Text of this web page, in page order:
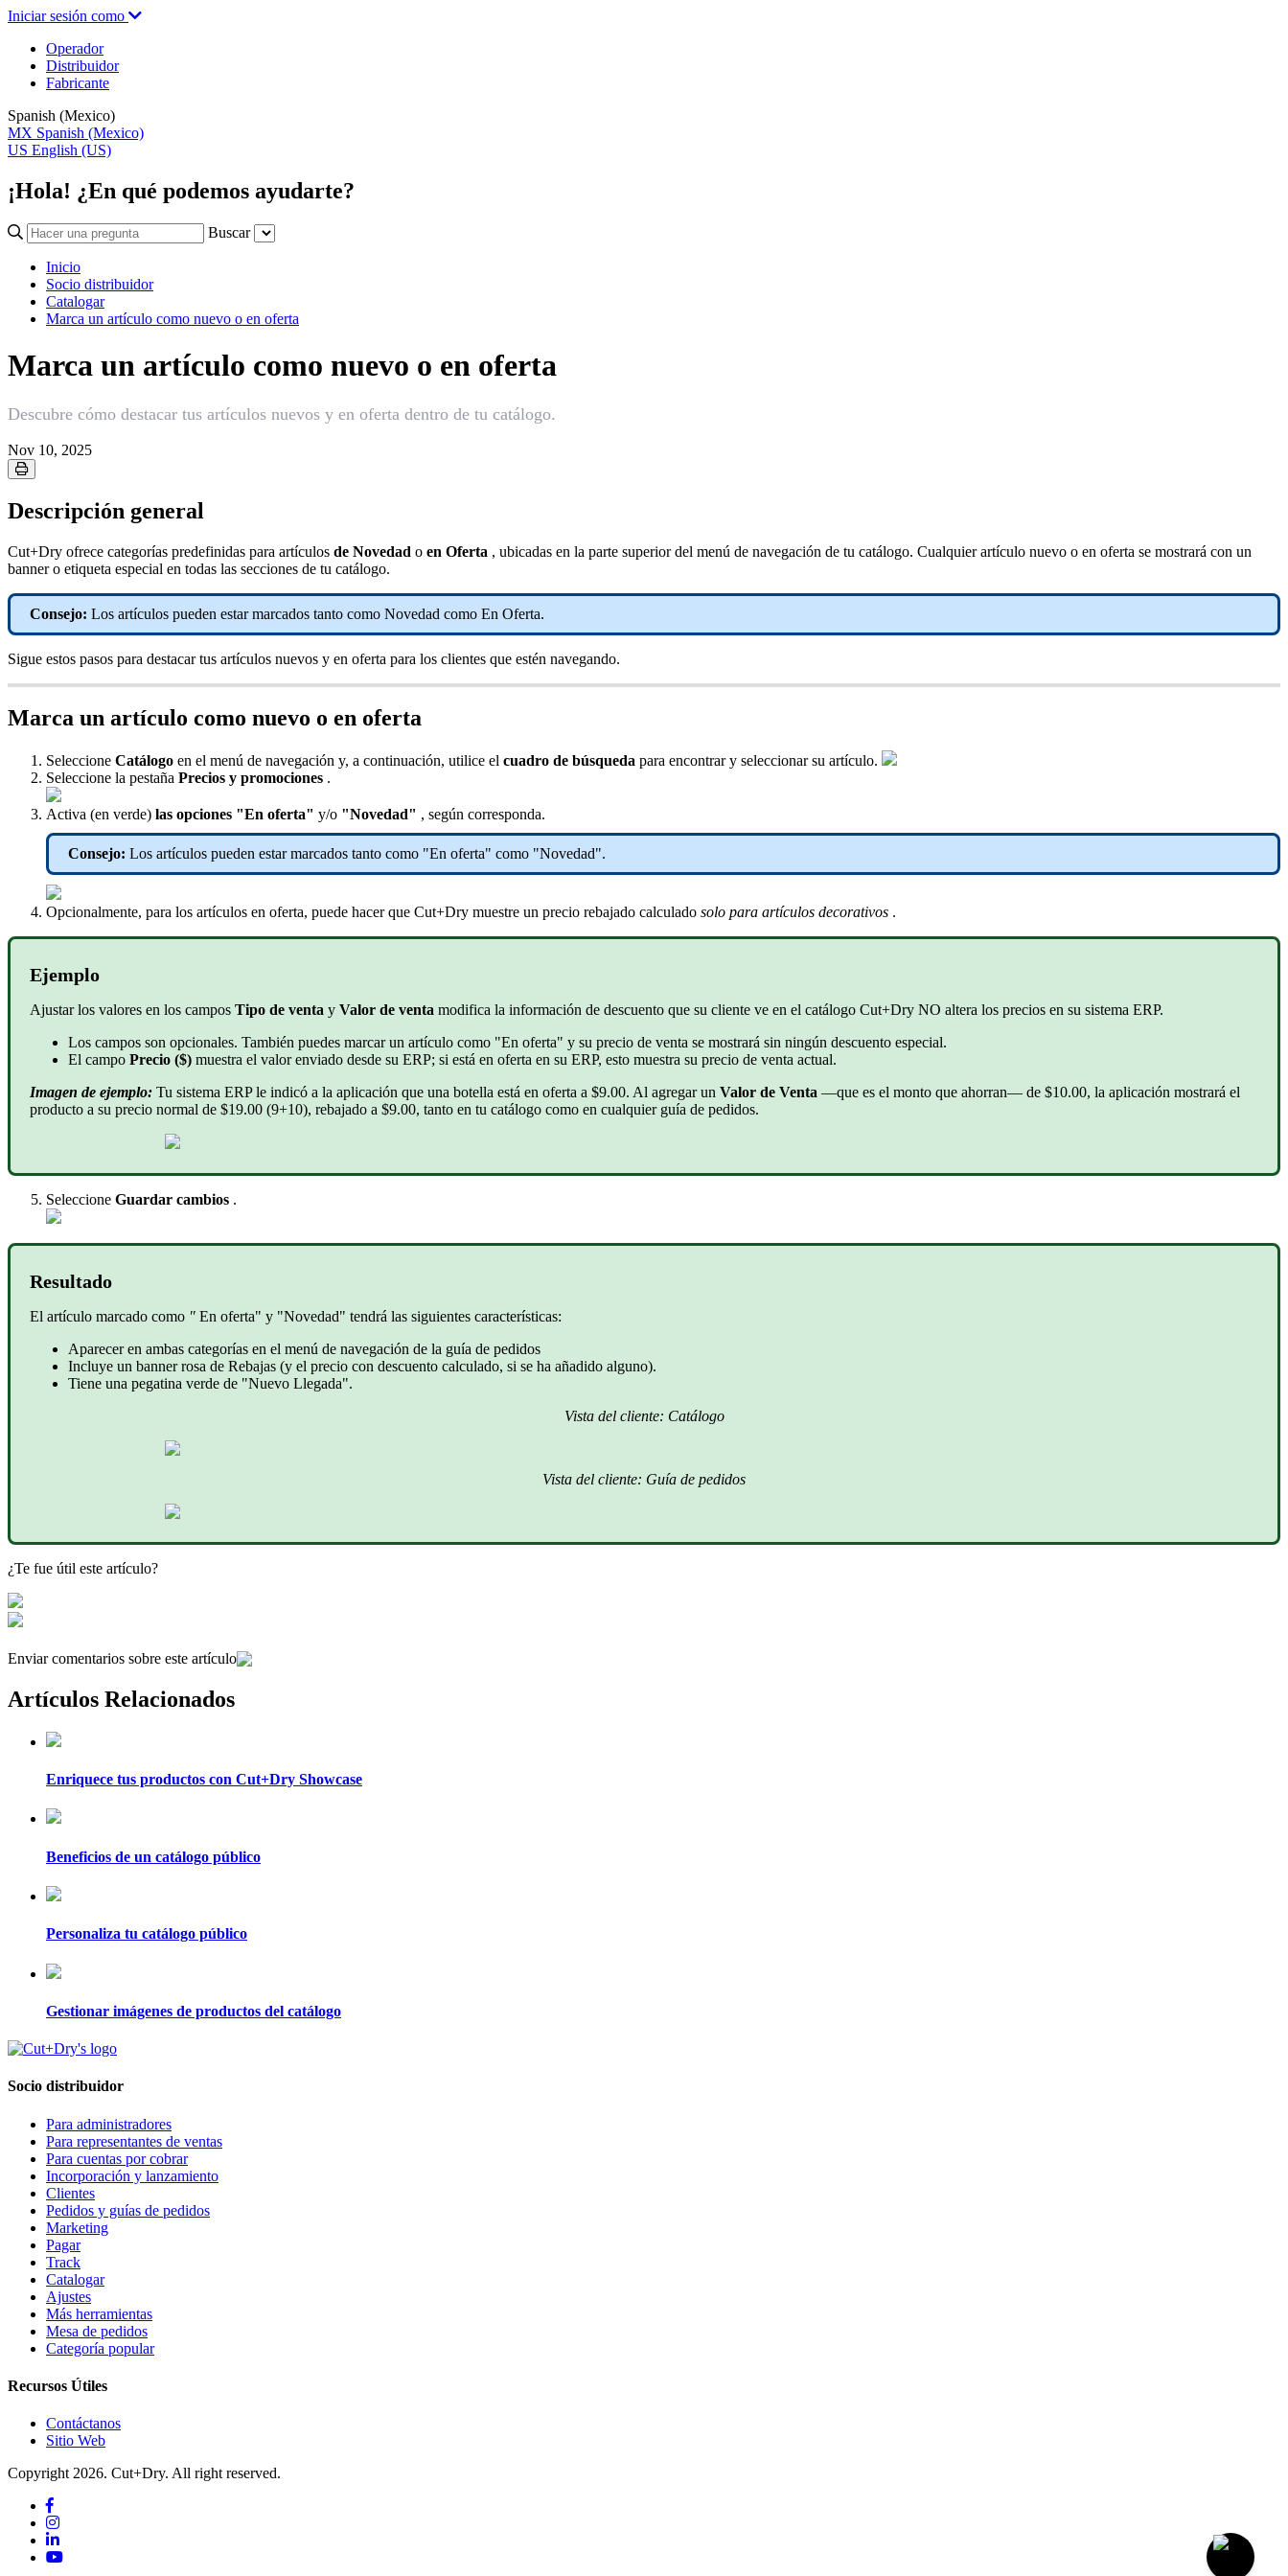
Iniciar sesión como
Operador
Distribuidor
Fabricante
Spanish (Mexico)
MX Spanish (Mexico)
US English (US)
¡Hola! ¿En qué podemos ayudarte?
Buscar
Inicio
Socio distribuidor
Catalogar
Marca un artículo como nuevo o en oferta
Marca un artículo como nuevo o en oferta
Descubre cómo destacar tus artículos nuevos y en oferta dentro de tu catálogo.
Nov 10, 2025
Descripción general
Cut+Dry ofrece categorías predefinidas para artículos de Novedad o en Oferta , ubicadas en la parte superior del menú de navegación de tu catálogo. Cualquier artículo nuevo o en oferta se mostrará con un
banner o etiqueta especial en todas las secciones de tu catálogo.
Consejo: Los artículos pueden estar marcados tanto como Novedad como En Oferta.
Sigue estos pasos para destacar tus artículos nuevos y en oferta para los clientes que estén navegando.
Marca un artículo como nuevo o en oferta
Seleccione Catálogo en el menú de navegación y, a continuación, utilice el cuadro de búsqueda para encontrar y seleccionar su artículo.
Seleccione la pestaña Precios y promociones .
Activa (en verde) las opciones "En oferta" y/o "Novedad" , según corresponda.
Consejo: Los artículos pueden estar marcados tanto como "En oferta" como "Novedad".
Opcionalmente, para los artículos en oferta, puede hacer que Cut+Dry muestre un precio rebajado calculado solo para artículos decorativos .
Ejemplo
Ajustar los valores en los campos Tipo de venta y Valor de venta modifica la información de descuento que su cliente ve en el catálogo Cut+Dry NO altera los precios en su sistema ERP.
Los campos son opcionales. También puedes marcar un artículo como "En oferta" y su precio de venta se mostrará sin ningún descuento especial.
El campo Precio ($) muestra el valor enviado desde su ERP; si está en oferta en su ERP, esto muestra su precio de venta actual.
Imagen de ejemplo: Tu sistema ERP le indicó a la aplicación que una botella está en oferta a $9.00. Al agregar un Valor de Venta —que es el monto que ahorran— de $10.00, la aplicación mostrará el
producto a su precio normal de $19.00 (9+10), rebajado a $9.00, tanto en tu catálogo como en cualquier guía de pedidos.
Seleccione Guardar cambios .
Resultado
El artículo marcado como " En oferta" y "Novedad" tendrá las siguientes características:
Aparecer en ambas categorías en el menú de navegación de la guía de pedidos
Incluye un banner rosa de Rebajas (y el precio con descuento calculado, si se ha añadido alguno).
Tiene una pegatina verde de "Nuevo Llegada".
Vista del cliente: Catálogo
Vista del cliente: Guía de pedidos
¿Te fue útil este artículo?
Enviar comentarios sobre este artículo
Artículos Relacionados
Enriquece tus productos con Cut+Dry Showcase
Beneficios de un catálogo público
Personaliza tu catálogo público
Gestionar imágenes de productos del catálogo
Socio distribuidor
Para administradores
Para representantes de ventas
Para cuentas por cobrar
Incorporación y lanzamiento
Clientes
Pedidos y guías de pedidos
Marketing
Pagar
Track
Catalogar
Ajustes
Más herramientas
Mesa de pedidos
Categoría popular
Recursos Útiles
Contáctanos
Sitio Web
Copyright 2026. Cut+Dry. All right reserved.